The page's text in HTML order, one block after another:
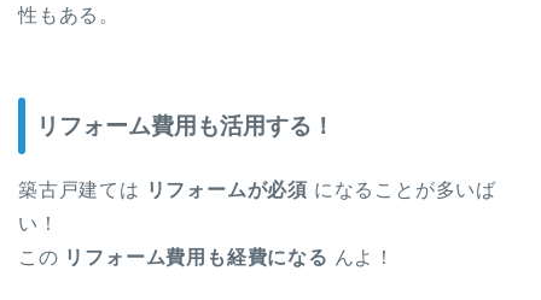
性もある。
リフォーム費用も活用する！
築古戸建ては リフォームが必須 になることが多いば
い！
この リフォーム費用も経費になる んよ！